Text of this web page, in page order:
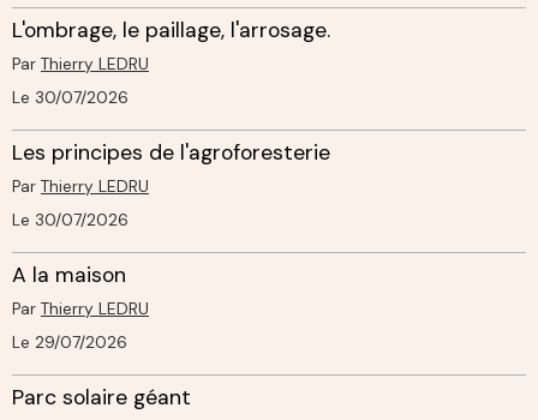
L'ombrage, le paillage, l'arrosage.
Par Thierry LEDRU
Le 30/07/2026
Les principes de l'agroforesterie
Par Thierry LEDRU
Le 30/07/2026
A la maison
Par Thierry LEDRU
Le 29/07/2026
Parc solaire géant